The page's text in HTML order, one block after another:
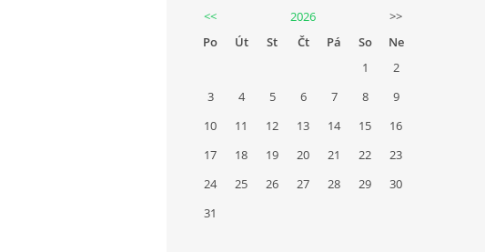
<<
2026
>>
Po
Út St Čt Pá So
Ne
1
2
3
4 5 6 7 8
9
10
11 12 13 14 15
16
17
18 19 20 21 22
23
24
25 26 27 28 29
30
31